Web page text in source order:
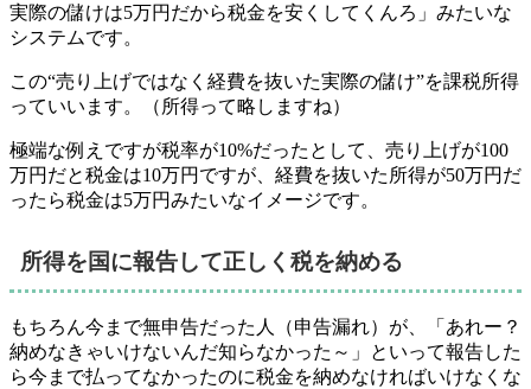
実際の儲けは5万円だから税金を安くしてくんろ」みたいな
システムです。
この“売り上げではなく経費を抜いた実際の儲け”を課税所得
っていいます。（所得って略しますね）
極端な例えですが税率が10%だったとして、売り上げが100
万円だと税金は10万円ですが、経費を抜いた所得が50万円だ
ったら税金は5万円みたいなイメージです。
所得を国に報告して正しく税を納める
もちろん今まで無申告だった人（申告漏れ）が、「あれー？
納めなきゃいけないんだ知らなかった～」といって報告した
ら今まで払ってなかったのに税金を納めなければいけなくな